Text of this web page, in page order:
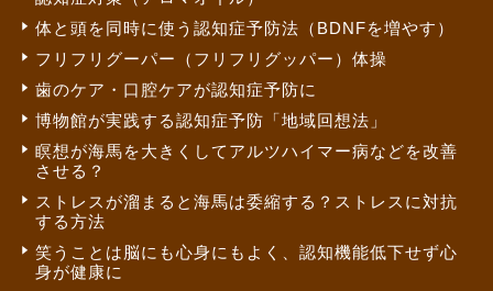
体と頭を同時に使う認知症予防法（BDNFを増やす）
フリフリグーパー（フリフリグッパー）体操
歯のケア・口腔ケアが認知症予防に
博物館が実践する認知症予防「地域回想法」
瞑想が海馬を大きくしてアルツハイマー病などを改善
させる？
ストレスが溜まると海馬は委縮する？ストレスに対抗
する方法
笑うことは脳にも心身にもよく、認知機能低下せず心
身が健康に